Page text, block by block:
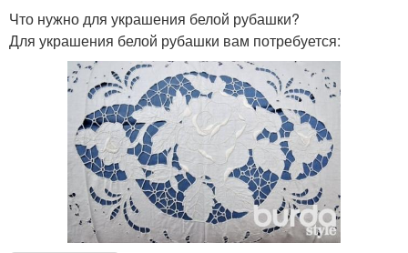
Что нужно для украшения белой рубашки?
Для украшения белой рубашки вам потребуется: